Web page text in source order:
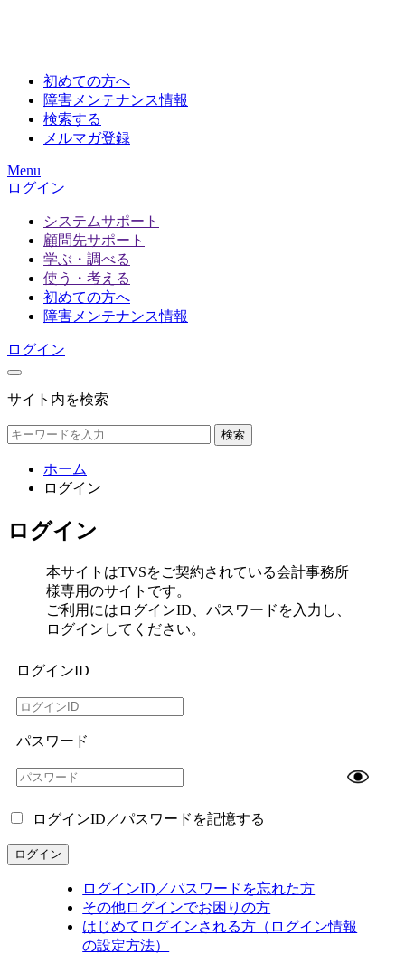
初めての方へ
障害メンテナンス情報
検索する
メルマガ登録
Menu
ログイン
システムサポート
顧問先サポート
学ぶ・調べる
使う・考える
初めての方へ
障害メンテナンス情報
ログイン
サイト内を検索
検索
ホーム
ログイン
ログイン
本サイトはTVSをご契約されている会計事務所
様専用のサイトです。
ご利用にはログインID、パスワードを入力し、
ログインしてください。
ログインID
パスワード
ログインID／パスワードを記憶する
ログイン
ログインID／パスワードを忘れた方
その他ログインでお困りの方
はじめてログインされる方（ログイン情報
の設定方法）